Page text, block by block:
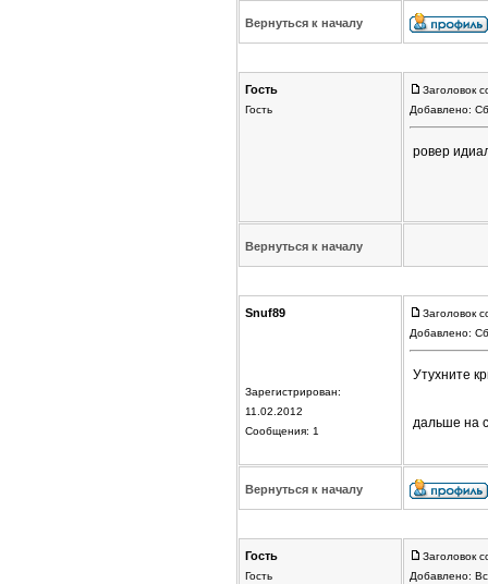
Вернуться к началу
Гость
Гость
Заголовок
Добавлено:
ровер
Вернуться к началу
Snuf89
Зарегистрирован:
11.02.2012
Сообщения: 1
Заголовок
Добавлено:
Утухните
дальше на
Вернуться к началу
Гость
Гость
Заголовок
Добавлено: